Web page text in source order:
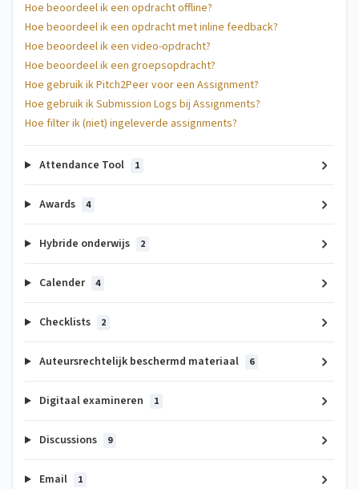
Hoe beoordeel ik een opdracht offline?
Hoe beoordeel ik een opdracht met inline feedback?
Hoe beoordeel ik een video-opdracht?
Hoe beoordeel ik een groepsopdracht?
Hoe gebruik ik Pitch2Peer voor een Assignment?
Hoe gebruik ik Submission Logs bij Assignments?
Hoe filter ik (niet) ingeleverde assignments?
Attendance Tool 1
Awards 4
Hybride onderwijs 2
Calender 4
Checklists 2
Auteursrechtelijk beschermd materiaal 6
Digitaal examineren 1
Discussions 9
Email 1